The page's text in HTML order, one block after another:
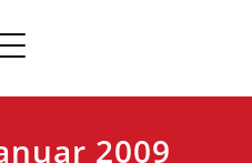
Navigation
2009